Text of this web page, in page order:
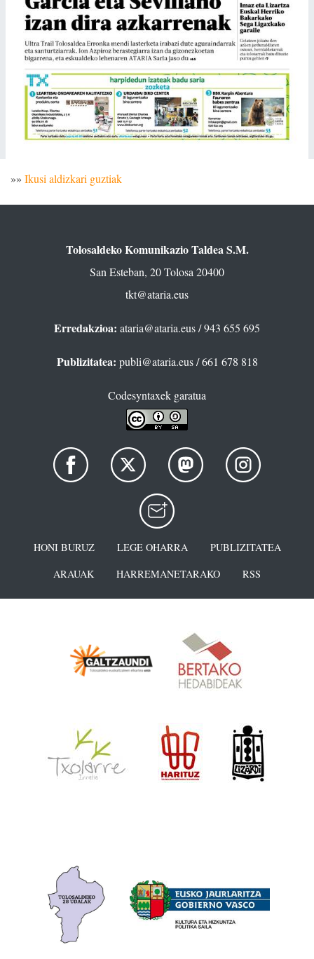
»» Ikusi aldizkari guztiak
Tolosaldeko Komunikazio Taldea S.M.
San Esteban, 20 Tolosa 20400
tkt@ataria.eus
Erredakzioa: ataria@ataria.eus/ 943 655 695
Publizitatea: publi@ataria.eus/ 661 678 818
Codesyntaxek garatua
HONI BURUZ LEGE OHARRA
PUBLIZITATEA
ARAUAK
HARREMANETARAKO RSS